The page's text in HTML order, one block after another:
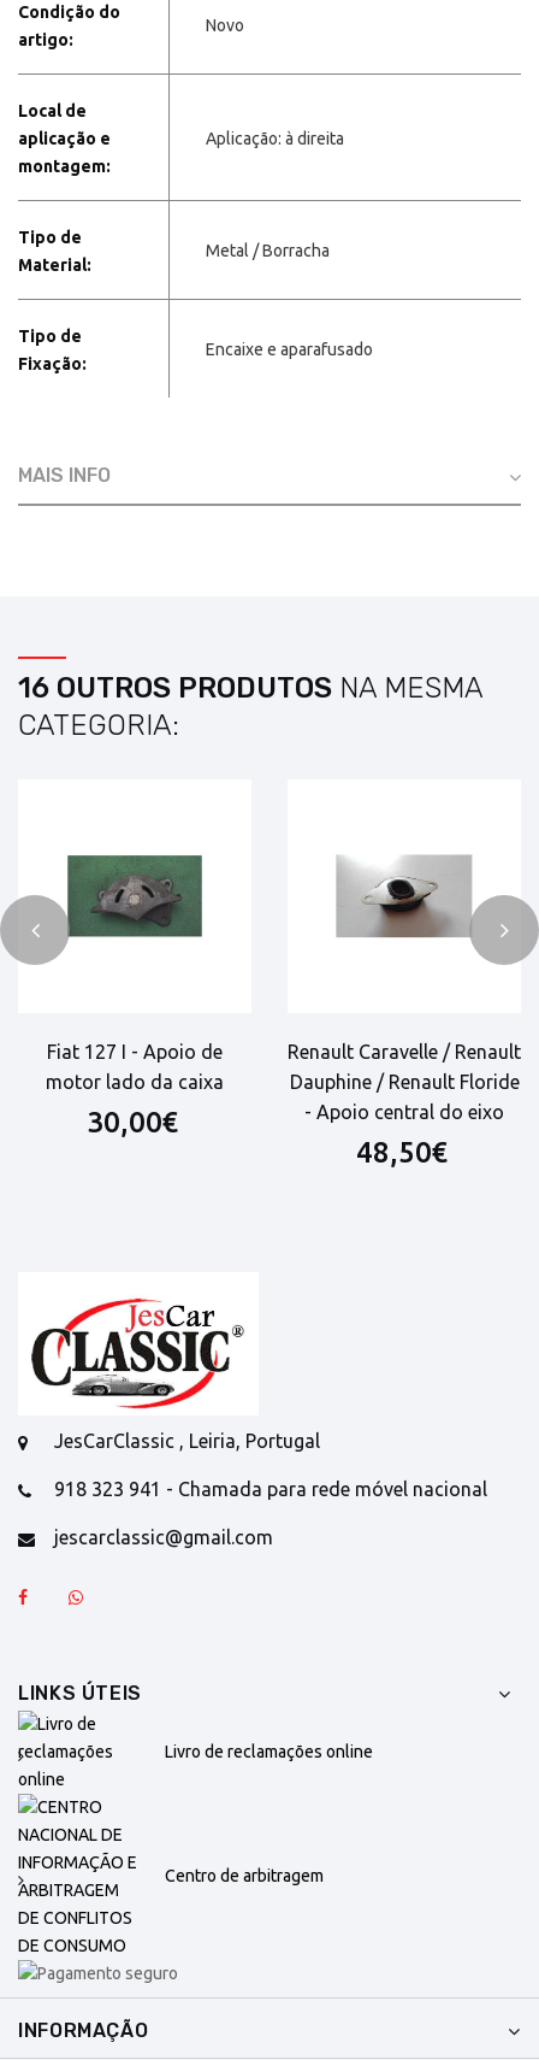
Condição do
artigo:
Novo
Local de
aplicação e
montagem:
Aplicação: à direita
Tipo de
Material:
Metal / Borracha
Tipo de
Fixação:
Encaixe e aparafusado
MAIS INFO
16 OUTROS PRODUTOS NA MESMA
CATEGORIA:
Fiat 127 I - Apoio de
motor lado da caixa
30,00€
Renault Caravelle / Renault
Dauphine / Renault Floride
- Apoio central do eixo
48,50€
JesCarClassic , Leiria, Portugal
918 323 941 - Chamada para rede móvel nacional
jescarclassic@gmail.com
LINKS ÚTEIS
Livro de reclamações online
Centro de arbitragem
INFORMAÇÃO